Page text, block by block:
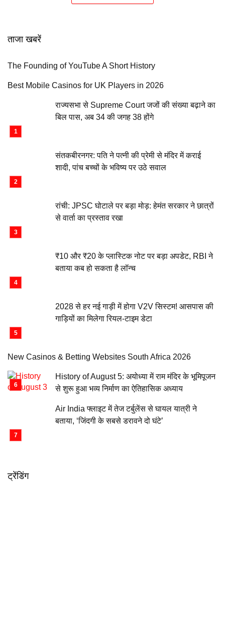
ताजा खबरें
The Founding of YouTube A Short History
Best Mobile Casinos for UK Players in 2026
राज्यसभा से Supreme Court जजों की संख्या बढ़ाने का
बिल पास, अब 34 की जगह 38 होंगे
संतकबीरनगर: पति ने पत्नी की प्रेमी से मंदिर में कराई
शादी, पांच बच्चों के भविष्य पर उठे सवाल
रांची: JPSC घोटाले पर बड़ा मोड़: हेमंत सरकार ने छात्रों
से वार्ता का प्रस्ताव रखा
₹10 और ₹20 के प्लास्टिक नोट पर बड़ा अपडेट, RBI ने
बताया कब हो सकता है लॉन्च
2028 से हर नई गाड़ी में होगा V2V सिस्टम! आसपास की
गाड़ियों का मिलेगा रियल-टाइम डेटा
New Casinos & Betting Websites South Africa 2026
History of August 5: अयोध्या में राम मंदिर के भूमिपूजन
से शुरू हुआ भव्य निर्माण का ऐतिहासिक अध्याय
Air India फ्लाइट में तेज टर्बुलेंस से घायल यात्री ने
बताया, ‘जिंदगी के सबसे डरावने दो घंटे’
ट्रेंडिंग